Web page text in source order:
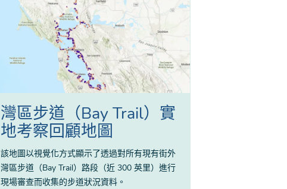
灣區步道（Bay Trail）實
地考察回顧地圖
該地圖以視覺化方式顯示了透過對所有現有街外
灣區步道（Bay Trail）路段（近 300 英里）進行
現場審查而收集的步道狀況資料。